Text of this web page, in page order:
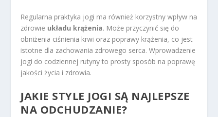
Regularna praktyka jogi ma również korzystny wpływ na
zdrowie układu krążenia. Może przyczynić się do
obniżenia ciśnienia krwi oraz poprawy krążenia, co jest
istotne dla zachowania zdrowego serca. Wprowadzenie
jogi do codziennej rutyny to prosty sposób na poprawę
jakości życia i zdrowia.
JAKIE STYLE JOGI SĄ NAJLEPSZE
NA ODCHUDZANIE?